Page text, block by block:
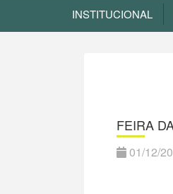
INSTITUCIONAL
FEIRA
01/12/